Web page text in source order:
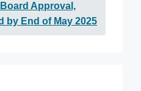
Approval,
by End of May 2025